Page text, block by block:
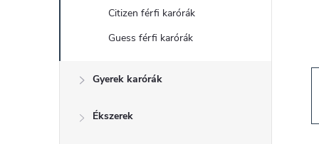
ó
Citizen férfi karórák
Guess férfi karórák
Gyerek karórák
Ékszerek